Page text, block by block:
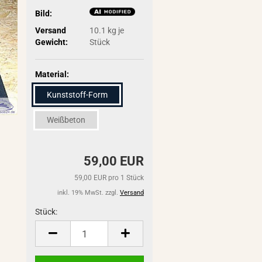
Bild:
Versand
Gewicht:
10.1 kg je
Stück
Material:
Kunststoff-Form
Weißbeton
59,00 EUR
59,00 EUR pro 1 Stück
inkl. 19% MwSt. zzgl. Versand
Stück:
Stück